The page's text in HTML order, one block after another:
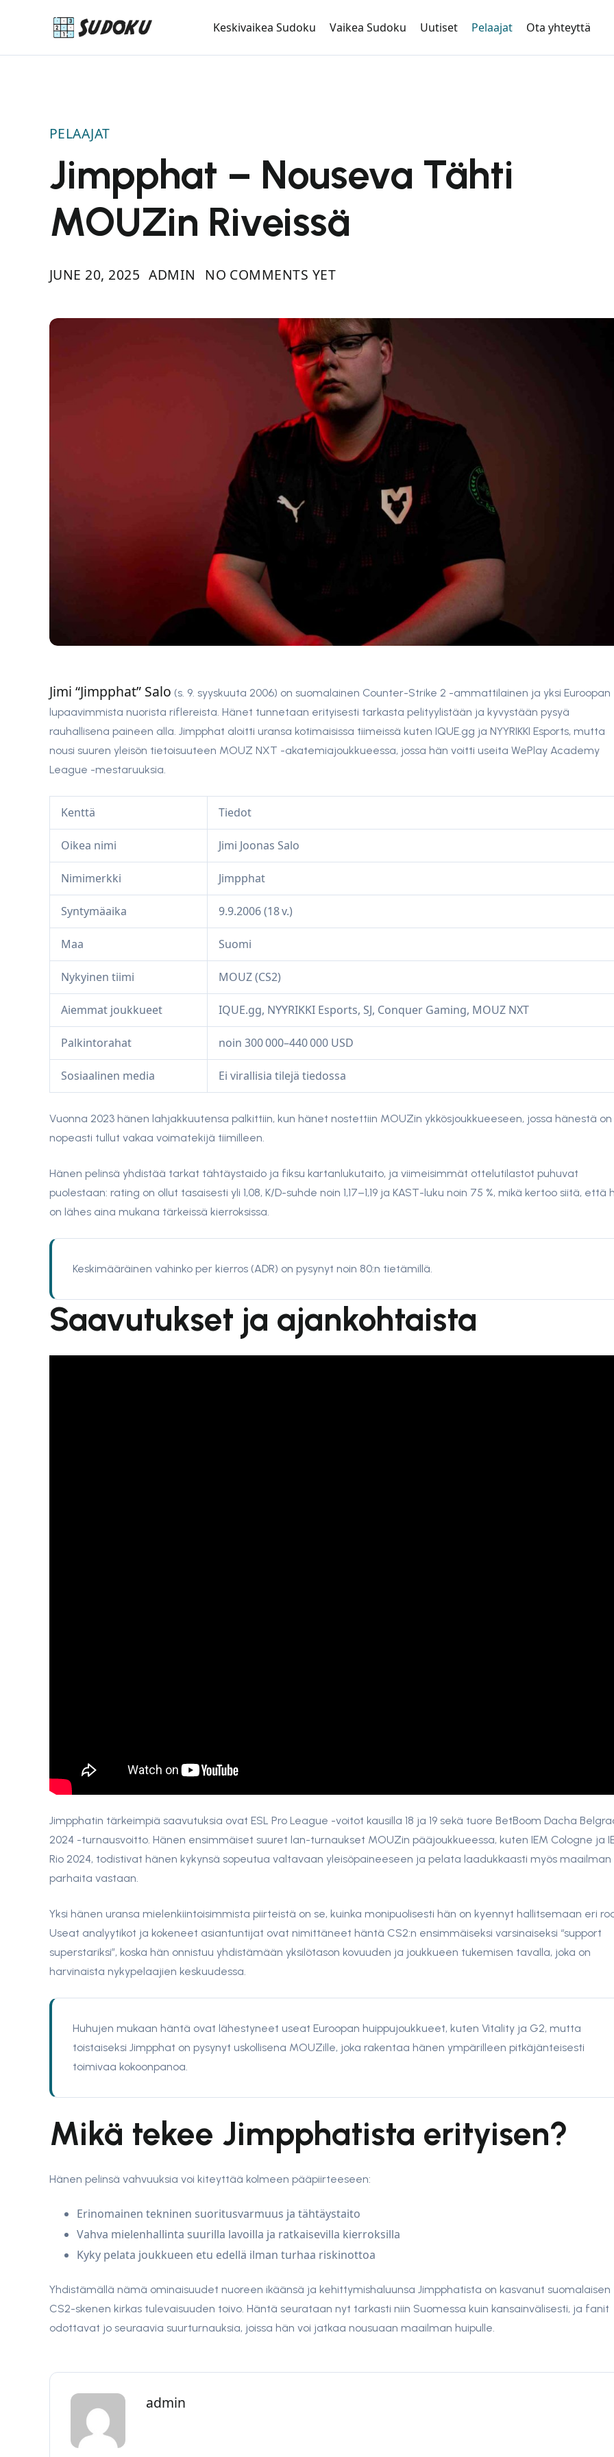
Keskivaikea Sudoku Vaikea Sudoku Uutiset Pelaajat Ota yhteyttä
PELAAJAT
Jimpphat – Nouseva Tähti
MOUZin Riveissä
JUNE 20, 2025 ADMIN NO COMMENTS YET
Jimi “Jimpphat” Salo (s. 9. syyskuuta 2006) on suomalainen Counter-Strike 2 -ammattilainen ja yksi Euroopan
lupaavimmista nuorista riflereista. Hänet tunnetaan erityisesti tarkasta pelityylistään ja kyvystään pysyä
rauhallisena paineen alla. Jimpphat aloitti uransa kotimaisissa tiimeissä kuten IQUE.gg ja NYYRIKKI Esports, mutta
nousi suuren yleisön tietoisuuteen MOUZ NXT -akatemiajoukkueessa, jossa hän voitti useita WePlay Academy
League -mestaruuksia.
Kenttä Tiedot
Oikea nimi Jimi Joonas Salo
Nimimerkki Jimpphat
Syntymäaika 9.9.2006 (18 v.)
Maa Suomi
Nykyinen tiimi MOUZ (CS2)
Aiemmat joukkueet IQUE.gg, NYYRIKKI Esports, SJ, Conquer Gaming, MOUZ NXT
Palkintorahat noin 300 000–440 000 USD
Sosiaalinen media Ei virallisia tilejä tiedossa
Vuonna 2023 hänen lahjakkuutensa palkittiin, kun hänet nostettiin MOUZin ykkösjoukkueeseen, jossa hänestä on
nopeasti tullut vakaa voimatekijä tiimilleen.
Hänen pelinsä yhdistää tarkat tähtäystaido ja fiksu kartanlukutaito, ja viimeisimmät ottelutilastot puhuvat
puolestaan: rating on ollut tasaisesti yli 1,08, K/D-suhde noin 1,17–1,19 ja KAST-luku noin 75 %, mikä kertoo siitä, että
on lähes aina mukana tärkeissä kierroksissa.
Keskimääräinen vahinko per kierros (ADR) on pysynyt noin 80:n tietämillä.
Saavutukset ja ajankohtaista
Jimpphatin tärkeimpiä saavutuksia ovat ESL Pro League -voitot kausilla 18 ja 19 sekä tuore BetBoom Dacha
2024 -turnausvoitto. Hänen ensimmäiset suuret lan-turnaukset MOUZin pääjoukkueessa, kuten IEM Cologne ja
Rio 2024, todistivat hänen kykynsä sopeutua valtavaan yleisöpaineeseen ja pelata laadukkaasti myös maailman
parhaita vastaan.
Yksi hänen uransa mielenkiintoisimmista piirteistä on se, kuinka monipuolisesti hän on kyennyt hallitsemaan eri
Useat analyytikot ja kokeneet asiantuntijat ovat nimittäneet häntä CS2:n ensimmäiseksi varsinaiseksi “support
superstariksi”, koska hän onnistuu yhdistämään yksilötason kovuuden ja joukkueen tukemisen tavalla, joka on
harvinaista nykypelaajien keskuudessa.
Huhujen mukaan häntä ovat lähestyneet useat Euroopan huippujoukkueet, kuten Vitality ja G2, mutta
toistaiseksi Jimpphat on pysynyt uskollisena MOUZille, joka rakentaa hänen ympärilleen pitkäjänteisesti
toimivaa kokoonpanoa.
Mikä tekee Jimpphatista erityisen?
Hänen pelinsä vahvuuksia voi kiteyttää kolmeen pääpiirteeseen:
Erinomainen tekninen suoritusvarmuus ja tähtäystaito
Vahva mielenhallinta suurilla lavoilla ja ratkaisevilla kierroksilla
Kyky pelata joukkueen etu edellä ilman turhaa riskinottoa
Yhdistämällä nämä ominaisuudet nuoreen ikäänsä ja kehittymishaluunsa Jimpphatista on kasvanut suomalaisen
CS2-skenen kirkas tulevaisuuden toivo. Häntä seurataan nyt tarkasti niin Suomessa kuin kansainvälisesti, ja fanit
odottavat jo seuraavia suurturnauksia, joissa hän voi jatkaa nousuaan maailman huipulle.
admin